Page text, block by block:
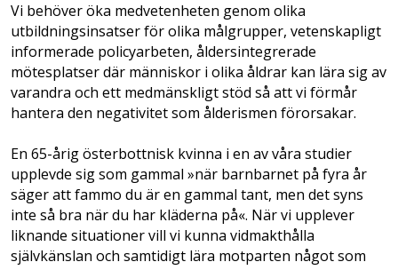
Vi behöver öka medvetenheten genom olika
utbildningsinsatser för olika målgrupper, vetenskapligt
informerade policyarbeten, åldersintegrerade
mötesplatser där människor i olika åldrar kan lära sig av
varandra och ett medmänskligt stöd så att vi förmår
hantera den negativitet som ålderismen förorsakar.
En 65-årig österbottnisk kvinna i en av våra studier
upplevde sig som gammal »när barnbarnet på fyra år
säger att fammo du är en gammal tant, men det syns
inte så bra när du har kläderna på«. När vi upplever
liknande situationer vill vi kunna vidmakthålla
självkänslan och samtidigt lära motparten något som